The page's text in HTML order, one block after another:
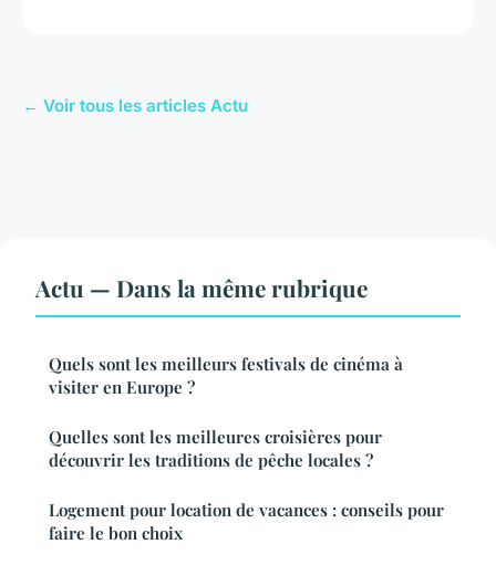
← Voir tous les articles Actu
Actu — Dans la même rubrique
Quels sont les meilleurs festivals de cinéma à
visiter en Europe ?
Quelles sont les meilleures croisières pour
découvrir les traditions de pêche locales ?
Logement pour location de vacances : conseils pour
faire le bon choix